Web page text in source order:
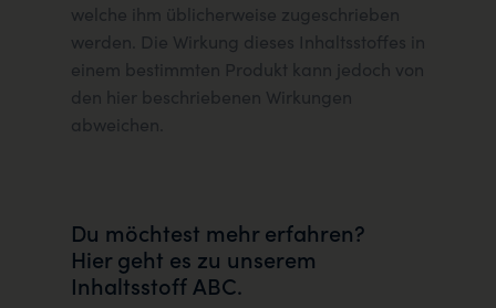
welche ihm üblicherweise zugeschrieben
werden. Die Wirkung dieses Inhaltsstoffes in
einem bestimmten Produkt kann jedoch von
den hier beschriebenen Wirkungen
abweichen.
Du möchtest mehr erfahren?
Hier geht es zu unserem
Inhaltsstoff ABC.